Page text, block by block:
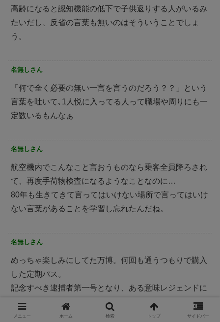
高齢になると認知機能の低下で子供返りする人がいるみ
たいだし、反省の言葉も無いのはそういうことでしょ
う。
名無しさん
「何で全く必要の無い一言を言うのだろう？？」という
言葉を吐いて､1人悦に入ってる人って職場や周りにも一
定数いるもんなぁ
名無しさん
航空機内でこんなこと言おうものなら乗客全員降ろされ
て、再度手荷物検査になるようなことなのに…
80年も生きてきて言ってはいけない場所で言ってはいけ
ない言葉があることを学習し忘れたんだね。
名無しさん
めっちゃ楽しみにしてた万博。何回も通うつもりで購入
した定期パス。
記念すべき逮捕者第一号となり、ある意味レジェンドに
なった。ただ、もう出禁です
メニュー ホーム 検索 トップ サイドバー